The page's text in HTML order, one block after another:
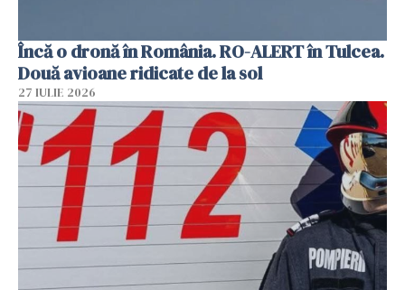
Încă o dronă în România. RO-ALERT în Tulcea.
Două avioane ridicate de la sol
27 IULIE 2026